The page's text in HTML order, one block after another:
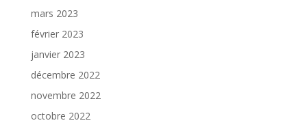
mars 2023
février 2023
janvier 2023
décembre 2022
novembre 2022
octobre 2022